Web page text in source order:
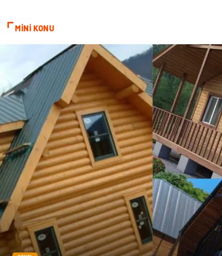
televizyon
Bebek Giyim Dernekler ve Birlikler
çiçek İnternet
Tarım & Hayvancılık Endüstriyel Ürünler
MİNİ KONU